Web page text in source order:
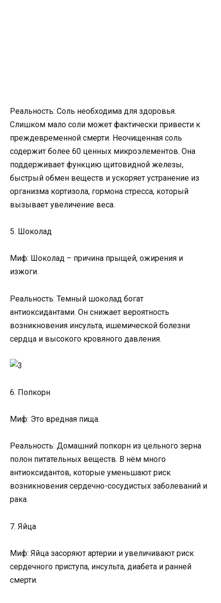
Реальность: Соль необходима для здоровья.
Слишком мало соли может фактически привести к
преждевременной смерти. Неочищенная соль
содержит более 60 ценных микроэлементов. Она
поддерживает функцию щитовидной железы,
быстрый обмен веществ и ускоряет устранение из
организма кортизола, гормона стресса, который
вызывает увеличение веса.
5. Шоколад
Миф: Шоколад – причина прыщей, ожирения и
изжоги.
Реальность: Темный шоколад богат
антиоксидантами. Он снижает вероятность
возникновения инсульта, ишемической болезни
сердца и высокого кровяного давления.
6. Попкорн
Миф: Это вредная пища.
Реальность: Домашний попкорн из цельного зерна
полон питательных веществ. В нём много
антиоксидантов, которые уменьшают риск
возникновения сердечно-сосудистых заболеваний и
рака.
7. Яйца
Миф: Яйца засоряют артерии и увеличивают риск
сердечного приступа, инсульта, диабета и ранней
смерти.